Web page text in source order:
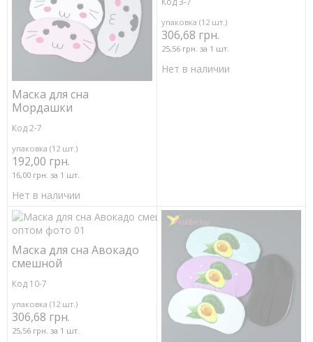
Маска для сна
Мордашки
Код 2-7
упаковка (12 шт.)
192,00 грн.
16,00 грн. за 1 шт.
Нет в наличии
упаковка (12 шт.)
306,68 грн.
25,56 грн. за 1 шт.
Нет в наличии
Маска для сна Авокадо
смешной
Код 10-7
упаковка (12 шт.)
306,68 грн.
25,56 грн. за 1 шт.